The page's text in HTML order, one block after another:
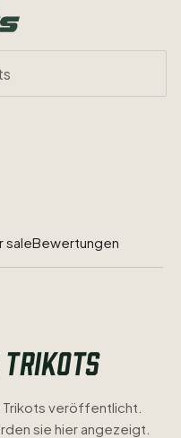
saleBewertungen
Trikots veröffentlicht.
sie hier angezeigt.